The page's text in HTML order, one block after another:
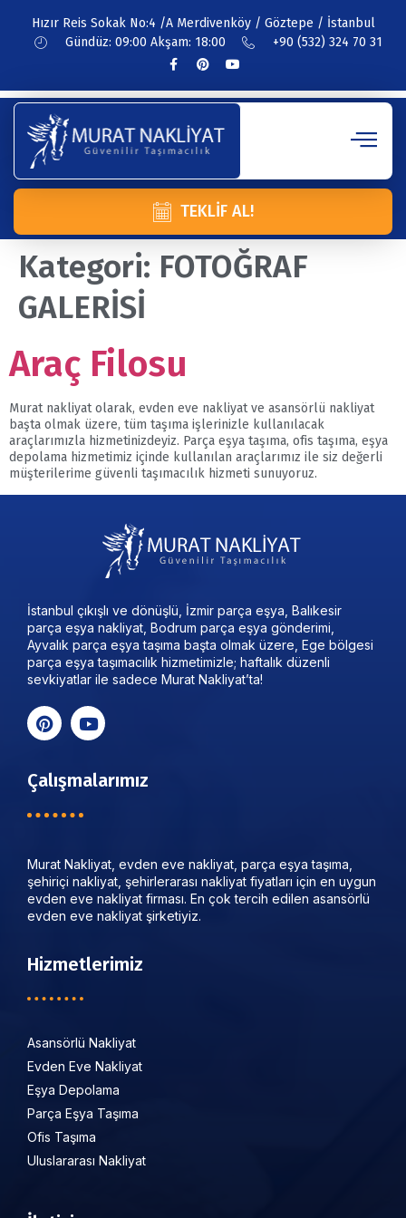
Hızır Reis Sokak No:4 /A Merdivenköy / Göztepe / İstanbul
Gündüz: 09:00 Akşam: 18:00
+90 (532) 324 70 31
TEKLIF AL!
Kategori: FOTOĞRAF
GALERİSİ
Araç Filosu
Murat nakliyat olarak, evden eve nakliyat ve asansörlü nakliyat
başta olmak üzere, tüm taşıma işlerinizle kullanılacak
araçlarımızla hizmetinizdeyiz. Parça eşya taşıma, ofis taşıma, eşya
depolama hizmetimiz içinde kullanılan araçlarımız ile siz değerli
müşterilerime güvenli taşımacılık hizmeti sunuyoruz.
İstanbul çıkışlı ve dönüşlü, İzmir parça eşya, Balıkesir
parça eşya nakliyat, Bodrum parça eşya gönderimi,
Ayvalık parça eşya taşıma başta olmak üzere, Ege bölgesi
parça eşya taşımacılık hizmetimizle; haftalık düzenli
sevkiyatlar ile sadece Murat Nakliyat’ta!
Çalışmalarımız
Murat Nakliyat, evden eve nakliyat, parça eşya taşıma,
şehiriçi nakliyat, şehirlerarası nakliyat fiyatları için en uygun
evden eve nakliyat firması. En çok tercih edilen asansörlü
evden eve nakliyat şirketiyiz.
Hizmetlerimiz
Asansörlü Nakliyat
Evden Eve Nakliyat
Eşya Depolama
Parça Eşya Taşıma
Ofis Taşıma
Uluslararası Nakliyat